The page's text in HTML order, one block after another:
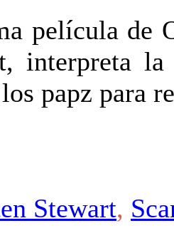
película de
interpreta la
papz para
Stewart,